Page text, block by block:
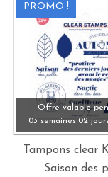
PROMO !
Offre valable
03 semaines 02
Tampons clear
Saison des